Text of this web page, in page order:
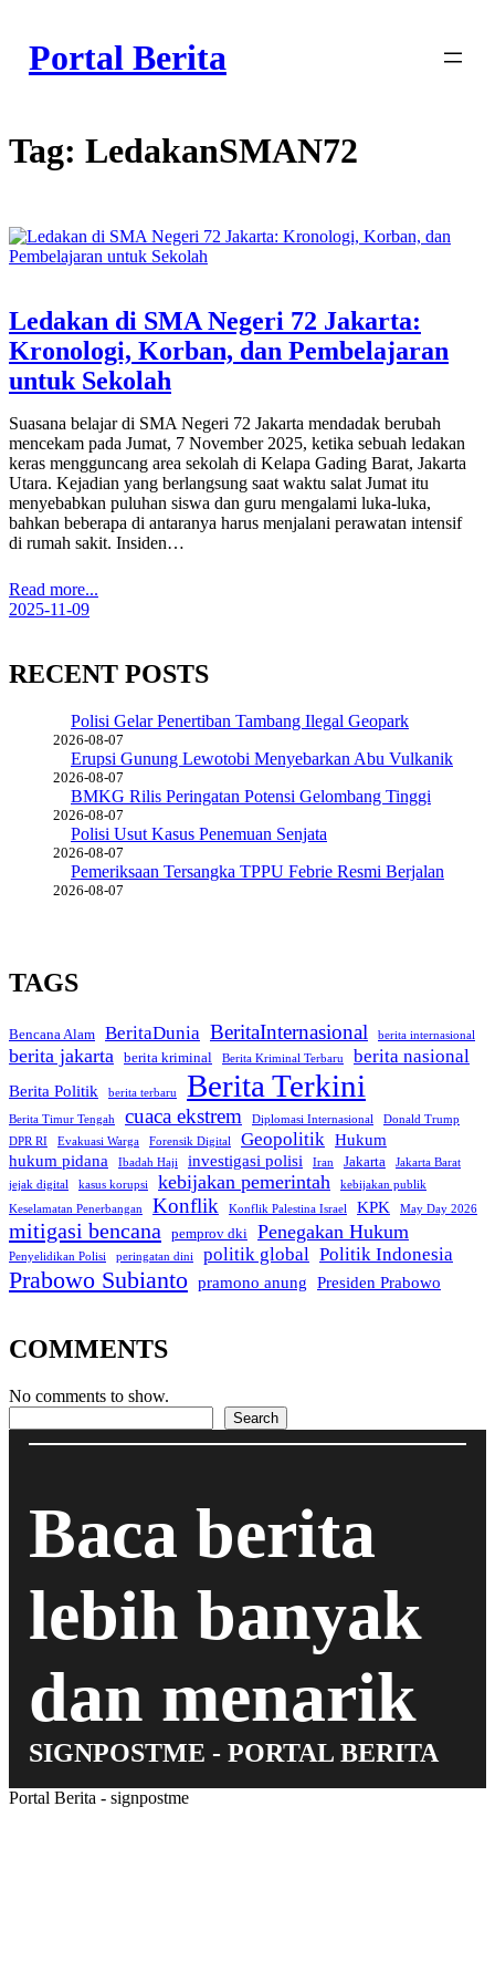
content
Portal Berita
Tag: LedakanSMAN72
Ledakan di SMA Negeri 72 Jakarta:
Kronologi, Korban, dan Pembelajaran
untuk Sekolah
Suasana belajar di SMA Negeri 72 Jakarta mendadak berubah
mencekam pada Jumat, 7 November 2025, ketika sebuah ledakan
keras mengguncang area sekolah di Kelapa Gading Barat, Jakarta
Utara. Kejadian yang berlangsung saat waktu salat Jumat itu
menyebabkan puluhan siswa dan guru mengalami luka-luka,
bahkan beberapa di antaranya harus menjalani perawatan intensif
di rumah sakit. Insiden…
Read more...
2025-11-09
RECENT POSTS
Polisi Gelar Penertiban Tambang Ilegal Geopark
2026-08-07
Erupsi Gunung Lewotobi Menyebarkan Abu Vulkanik
2026-08-07
BMKG Rilis Peringatan Potensi Gelombang Tinggi
2026-08-07
Polisi Usut Kasus Penemuan Senjata
2026-08-07
Pemeriksaan Tersangka TPPU Febrie Resmi Berjalan
2026-08-07
TAGS
Bencana Alam BeritaDunia BeritaInternasional berita internasional
berita jakarta berita kriminal Berita Kriminal Terbaru berita nasional
Berita Politik berita terbaru Berita Terkini
Berita Timur Tengah cuaca ekstrem Diplomasi Internasional
Donald Trump
DPR RI
Evakuasi Warga Forensik Digital Geopolitik Hukum
hukum pidana
Ibadah Haji investigasi polisi Iran Jakarta
Jakarta Barat
jejak digital
kasus korupsi kebijakan pemerintah
kebijakan publik
Keselamatan Penerbangan
Konflik Konflik Palestina Israel KPK May Day 2026
mitigasi bencana pemprov dki Penegakan Hukum
Penyelidikan Polisi peringatan dini politik global Politik Indonesia
Prabowo Subianto pramono anung Presiden Prabowo
COMMENTS
No comments to show.
Search
Baca berita
lebih banyak
dan menarik
SIGNPOSTME - PORTAL BERITA
Portal Berita - signpostme